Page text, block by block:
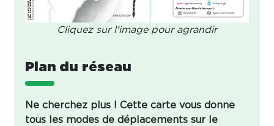
Cliquez sur l'image pour agrandir
Plan du réseau
Ne cherchez plus ! Cette carte vous donne
tous les modes de déplacements sur le